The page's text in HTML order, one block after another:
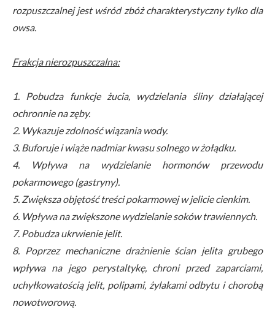
rozpuszczalnej jest wśród zbóż charakterystyczny tylko dla
owsa.
Frakcja nierozpuszczalna:
1. Pobudza funkcje żucia, wydzielania śliny działającej
ochronnie na zęby.
2. Wykazuje zdolność wiązania wody.
3. Buforuje i wiąże nadmiar kwasu solnego w żołądku.
4. Wpływa na wydzielanie hormonów przewodu
pokarmowego (gastryny).
5. Zwiększa objętość treści pokarmowej w jelicie cienkim.
6. Wpływa na zwiększone wydzielanie soków trawiennych.
7. Pobudza ukrwienie jelit.
8. Poprzez mechaniczne drażnienie ścian jelita grubego
wpływa na jego perystaltykę, chroni przed zaparciami,
uchyłkowatością jelit, polipami, żylakami odbytu i chorobą
nowotworową.